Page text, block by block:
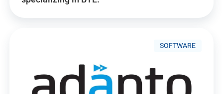
SOFTWARE